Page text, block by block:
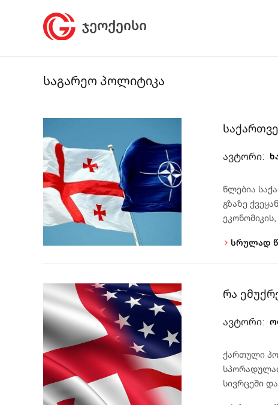
საგარეო პოლიტიკა
ავტორი:
წლებია
გზაზე
სრულად
რა
ავტორი:
ქართული
სივრცეში